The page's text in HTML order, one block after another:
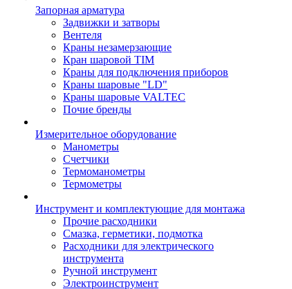
Запорная арматура
Задвижки и затворы
Вентеля
Краны незамерзающие
Кран шаровой TIM
Краны для подключения приборов
Краны шаровые "LD"
Краны шаровые VALTEC
Почие бренды
Измерительное оборудование
Манометры
Счетчики
Термоманометры
Термометры
Инструмент и комплектующие для монтажа
Прочие расходники
Смазка, герметики, подмотка
Расходники для электрического
инструмента
Ручной инструмент
Электроинструмент